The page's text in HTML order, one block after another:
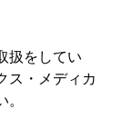
扱をしてい
ス・メディカ